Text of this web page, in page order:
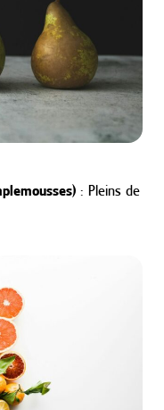
: Pleins de